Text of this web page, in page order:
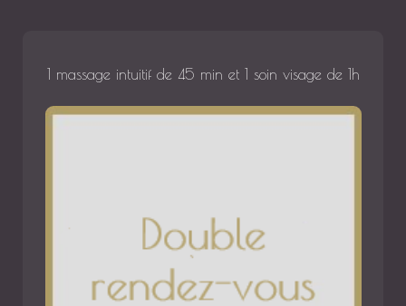
1 massage intuitif de 45 min et 1 soin visage de 1h